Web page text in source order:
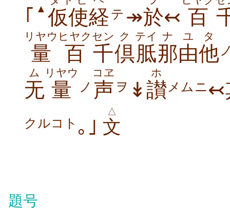
｢ ▲ 仮使経 テ ↠於↢ 百
量
リヤウ
百
ヒヤク
千
セン
倶
ク
胝
テイ
那
ナ
由
ユ
他
タ
无
ム
量
リヤウ
ノ 声
コヱ
ヲ ↡讃
ホ
メムニ↢
クルコト ｡｣ 文
△
題号